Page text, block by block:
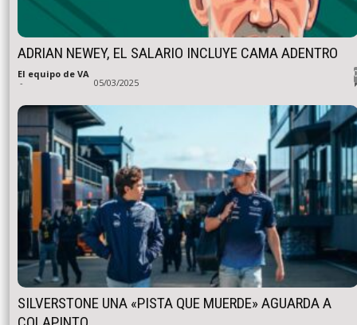
ADRIAN NEWEY, EL SALARIO INCLUYE CAMA ADENTRO
El equipo de VA
- 05/03/2025
SILVERSTONE UNA «PISTA QUE MUERDE» AGUARDA A